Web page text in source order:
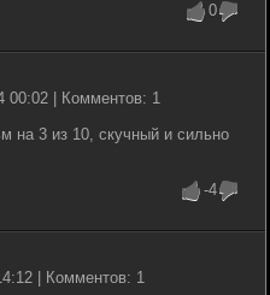
0
00:02 | Комментов: 1
на 3 из 10, скучный и сильно
-4
| Комментов: 1